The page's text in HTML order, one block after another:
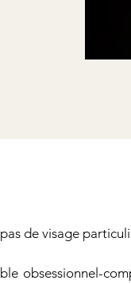
de visage
obsessionnel-